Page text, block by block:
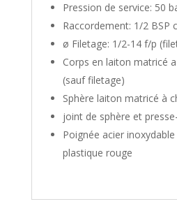
Pression de service: 50
Raccordement: 1/2 BSP
ø Filetage: 1/2-14 f/p
Corps en laiton matricé
(sauf filetage)
Sphère laiton matricé à
joint de sphère et
Poignée acier
plastique rouge